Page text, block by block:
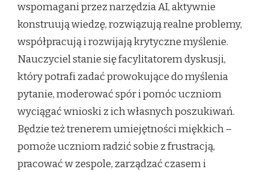
wspomagani przez narzędzia AI, aktywnie
konstruują wiedzę, rozwiązują realne problemy,
współpracują i rozwijają krytyczne myślenie.
Nauczyciel stanie się facylitatorem dyskusji,
który potrafi zadać prowokujące do myślenia
pytanie, moderować spór i pomóc uczniom
wyciągać wnioski z ich własnych poszukiwań.
Będzie też trenerem umiejętności miękkich –
pomoże uczniom radzić sobie z frustracją,
pracować w zespole, zarządzać czasem i